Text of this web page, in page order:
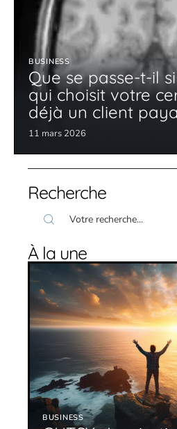
BUSINESS
Que se passe-t-il
qui choisit votre
déjà un client
11 mars 2026
Recherche
À la une
BUSINESS